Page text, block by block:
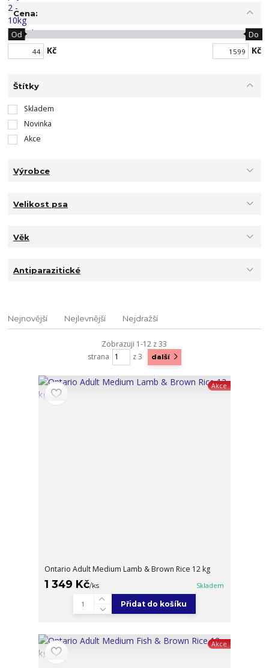
Cena:
Kč
Od Do
Kč
Štítky
Skladem
Novinka
Akce
Výrobce
Velikost psa
Věk
Antiparazitické
Nejnovější Nejlevnější Nejdražší
Zobrazuji 1-12 z 33
strana
z 3 další
Akce
Ontario Adult Medium Lamb & Brown Rice 12 kg
1 349 Kč/ks Skladem
Přidat do košíku
Akce